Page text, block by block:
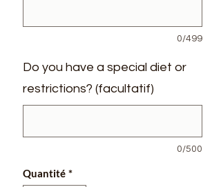
0/499
Do you have a special diet or
restrictions? (facultatif)
0/500
Quantité *